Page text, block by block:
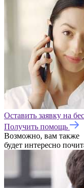
Оставить заявку на
Получить помощь
Возможно, вам также
будет интересно